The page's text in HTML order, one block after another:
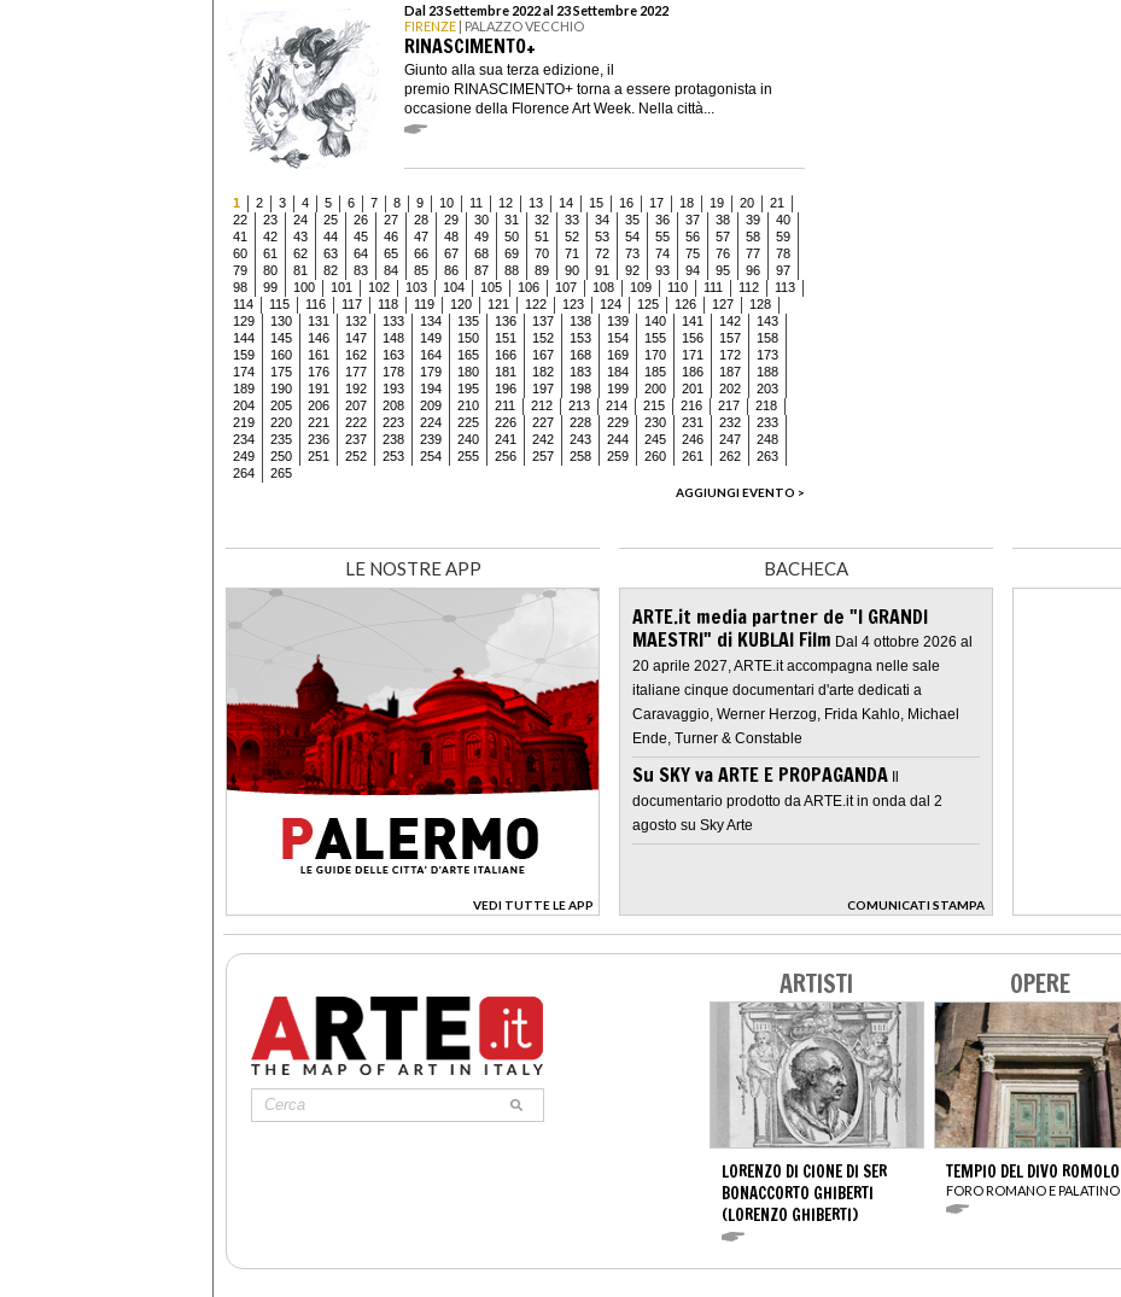
Dal 23 Settembre 2022 al 23 Settembre 2022
FIRENZE | PALAZZO VECCHIO
RINASCIMENTO+
Giunto alla sua terza edizione, il
premio RINASCIMENTO+ torna a essere protagonista in
occasione della Florence Art Week. Nella città...
1 2 3 4 5 6 7 8 9 10 11 12 13 14 15 16 17 18 19 20
21
22
23 24 25 26 27 28 29 30 31 32 33 34 35 36 37 38 39
40
41
42 43 44 45 46 47 48 49 50 51 52 53 54 55 56 57 58
59
60
61 62 63 64 65 66 67 68 69 70 71 72 73 74 75 76 77
78
79
80 81 82 83 84 85 86 87 88 89 90 91 92 93 94 95 96
97
98
99 100 101 102 103 104 105 106 107 108 109 110 111 112
113
114
115 116 117 118 119 120 121 122 123 124 125 126 127
128
129
130 131 132 133 134 135 136 137 138 139 140 141 142
143
144
145 146 147 148 149 150 151 152 153 154 155 156 157
158
159
160 161 162 163 164 165 166 167 168 169 170 171 172
173
174
175 176 177 178 179 180 181 182 183 184 185 186 187
188
189
190 191 192 193 194 195 196 197 198 199 200 201 202
203
204
205 206 207 208 209 210 211 212 213 214 215 216 217
218
219
220 221 222 223 224 225 226 227 228 229 230 231 232
233
234
235 236 237 238 239 240 241 242 243 244 245 246 247
248
249
250 251 252 253 254 255 256 257 258 259 260 261 262
263
264
265
AGGIUNGI EVENTO >
LE NOSTRE APP
VEDI TUTTE LE APP
>
BACHECA
ARTE.it media partner de "I GRANDI
MAESTRI" di KUBLAI Film Dal 4 ottobre 2026 al
20 aprile 2027, ARTE.it accompagna nelle sale
italiane cinque documentari d'arte dedicati a
Caravaggio, Werner Herzog, Frida Kahlo, Michael
Ende, Turner & Constable
Su SKY va ARTE E PROPAGANDA Il
documentario prodotto da ARTE.it in onda dal 2
agosto su Sky Arte
COMUNICATI STAMPA
>
ARTISTI
LORENZO DI CIONE DI SER
BONACCORTO GHIBERTI
(LORENZO GHIBERTI)
OPERE
TEMPIO DEL DIVO ROMOLO
FORO ROMANO E PALATINO